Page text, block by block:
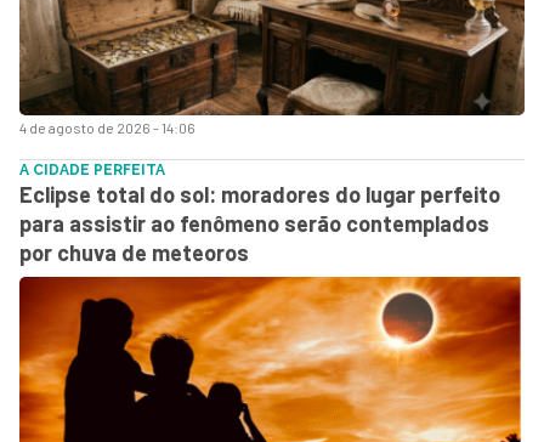
4 de agosto de 2026 - 14:06
A CIDADE PERFEITA
Eclipse total do sol: moradores do lugar perfeito
para assistir ao fenômeno serão contemplados
por chuva de meteoros